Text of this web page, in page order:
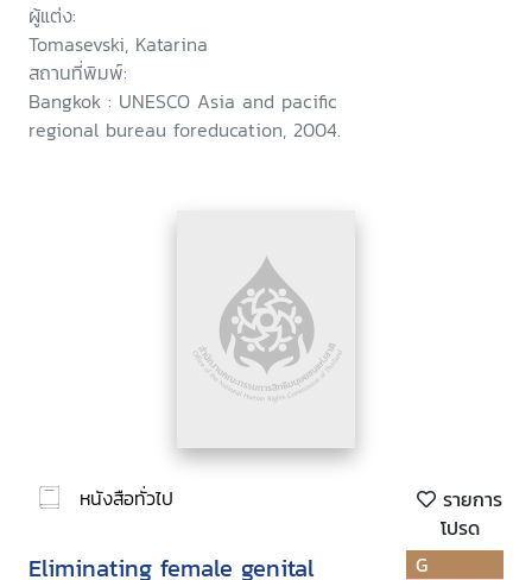
ผู้แต่ง:
Tomasevski, Katarina
สถานที่พิมพ์:
Bangkok : UNESCO Asia and pacific
regional bureau foreducation, 2004.
หนังสือทั่วไป
รายการ
โปรด
Eliminating female genital
G